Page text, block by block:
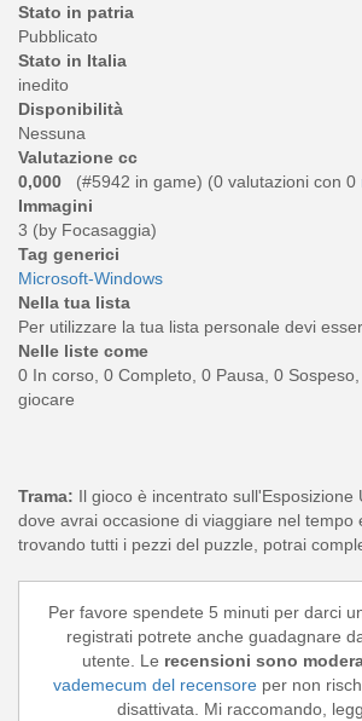
Stato in patria
Pubblicato
Stato in Italia
inedito
Disponibilità
Nessuna
Valutazione cc
0,000
(#5942 in game) (0 valutazioni con 0
Immagini
3 (by Focasaggia)
Tag generici
Microsoft-Windows
Nella tua lista
Per utilizzare la tua lista personale devi
Nelle liste come
0 In corso, 0 Completo, 0 Pausa, 0
giocare
Trama: Il gioco è incentrato sull'Esposizione
dove avrai occasione di viaggiare nel tempo
trovando tutti i pezzi del puzzle, potrai
Per favore spendete 5 minuti per darci
registrati potrete anche guadagnare
utente. Le recensioni sono
vademecum del recensoreper non
disattivata. Mi raccomando,